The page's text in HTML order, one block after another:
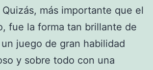
más importante que el
fue la forma tan brillante de
juego de gran habilidad
y sobre todo con una